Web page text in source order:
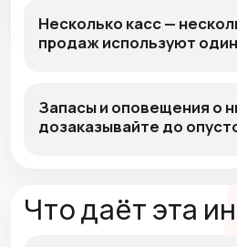
Несколько касс —
продаж используют
Запасы и оповещения о
дозаказывайте до
Что даёт эта